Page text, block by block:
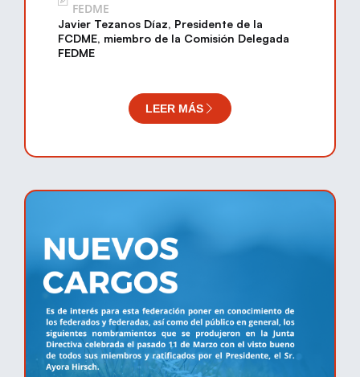
FEDME
Javier Tezanos Díaz, Presidente de la
FCDME, miembro de la Comisión Delegada
FEDME
LEER MÁS